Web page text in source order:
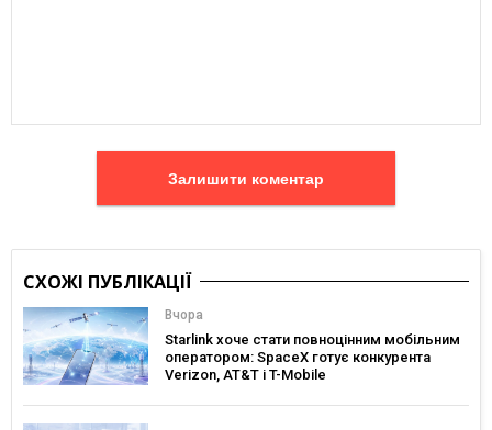
Залишити коментар
СХОЖІ ПУБЛІКАЦІЇ
Вчора
Starlink хоче стати повноцінним мобільним
оператором: SpaceX готує конкурента
Verizon, AT&T і T-Mobile